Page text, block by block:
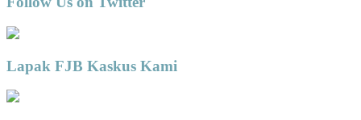
Lapak FJB Kaskus Kami